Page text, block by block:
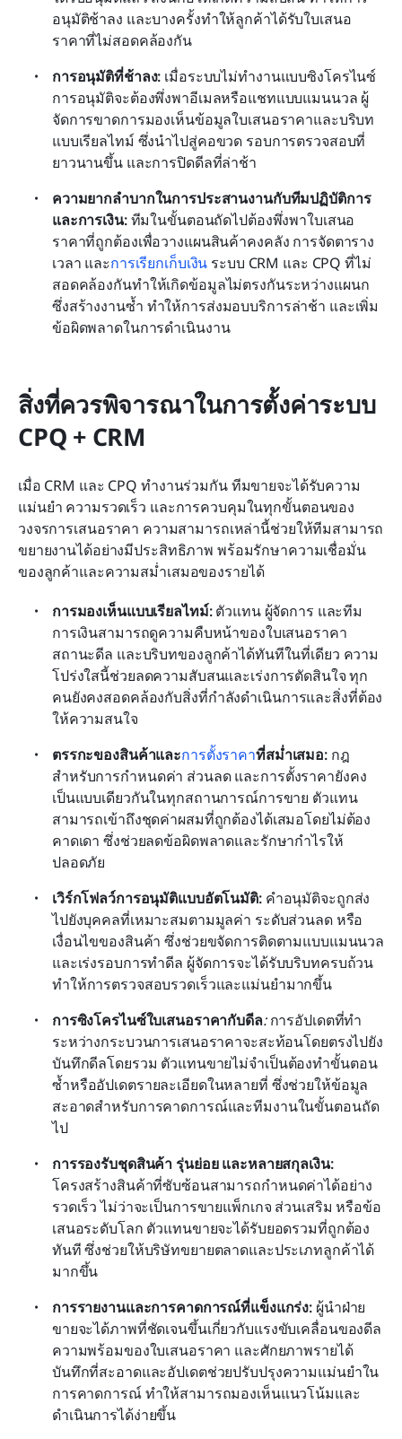
อนุมัติช้าลง และบางครั้งทำให้ลูกค้าได้รับใบเสนอ
ราคาที่ไม่สอดคล้องกัน
การอนุมัติที่ช้าลง: เมื่อระบบไม่ทำงานแบบซิงโครไนซ์
การอนุมัติจะต้องพึ่งพาอีเมลหรือแชทแบบแมนนวล ผู้
จัดการขาดการมองเห็นข้อมูลใบเสนอราคาและบริบท
แบบเรียลไทม์ ซึ่งนำไปสู่คอขวด รอบการตรวจสอบที่
ยาวนานขึ้น และการปิดดีลที่ล่าช้า
ความยากลำบากในการประสานงานกับทีมปฏิบัติการ
และการเงิน: ทีมในขั้นตอนถัดไปต้องพึ่งพาใบเสนอ
ราคาที่ถูกต้องเพื่อวางแผนสินค้าคงคลัง การจัดตาราง
เวลา และการเรียกเก็บเงิน ระบบ CRM และ CPQ ที่ไม่
สอดคล้องกันทำให้เกิดข้อมูลไม่ตรงกันระหว่างแผนก
ซึ่งสร้างงานซ้ำ ทำให้การส่งมอบบริการล่าช้า และเพิ่ม
ข้อผิดพลาดในการดำเนินงาน
สิ่งที่ควรพิจารณาในการตั้งค่าระบบ
CPQ + CRM
เมื่อ CRM และ CPQ ทำงานร่วมกัน ทีมขายจะได้รับความ
แม่นยำ ความรวดเร็ว และการควบคุมในทุกขั้นตอนของ
วงจรการเสนอราคา ความสามารถเหล่านี้ช่วยให้ทีมสามารถ
ขยายงานได้อย่างมีประสิทธิภาพ พร้อมรักษาความเชื่อมั่น
ของลูกค้าและความสม่ำเสมอของรายได้
การมองเห็นแบบเรียลไทม์: ตัวแทน ผู้จัดการ และทีม
การเงินสามารถดูความคืบหน้าของใบเสนอราคา
สถานะดีล และบริบทของลูกค้าได้ทันทีในที่เดียว ความ
โปร่งใสนี้ช่วยลดความสับสนและเร่งการตัดสินใจ ทุก
คนยังคงสอดคล้องกับสิ่งที่กำลังดำเนินการและสิ่งที่ต้อง
ให้ความสนใจ
ตรรกะของสินค้าและการตั้งราคาที่สม่ำเสมอ: กฎ
สำหรับการกำหนดค่า ส่วนลด และการตั้งราคายังคง
เป็นแบบเดียวกันในทุกสถานการณ์การขาย ตัวแทน
สามารถเข้าถึงชุดค่าผสมที่ถูกต้องได้เสมอโดยไม่ต้อง
คาดเดา ซึ่งช่วยลดข้อผิดพลาดและรักษากำไรให้
ปลอดภัย
เวิร์กโฟลว์การอนุมัติแบบอัตโนมัติ: คำอนุมัติจะถูกส่ง
ไปยังบุคคลที่เหมาะสมตามมูลค่า ระดับส่วนลด หรือ
เงื่อนไขของสินค้า ซึ่งช่วยขจัดการติดตามแบบแมนนวล
และเร่งรอบการทำดีล ผู้จัดการจะได้รับบริบทครบถ้วน
ทำให้การตรวจสอบรวดเร็วและแม่นยำมากขึ้น
การซิงโครไนซ์ใบเสนอราคากับดีล: การอัปเดตที่ทำ
ระหว่างกระบวนการเสนอราคาจะสะท้อนโดยตรงไปยัง
บันทึกดีลโดยรวม ตัวแทนขายไม่จำเป็นต้องทำขั้นตอน
ซ้ำหรืออัปเดตรายละเอียดในหลายที่ ซึ่งช่วยให้ข้อมูล
สะอาดสำหรับการคาดการณ์และทีมงานในขั้นตอนถัด
ไป
การรองรับชุดสินค้า รุ่นย่อย และหลายสกุลเงิน:
โครงสร้างสินค้าที่ซับซ้อนสามารถกำหนดค่าได้อย่าง
รวดเร็ว ไม่ว่าจะเป็นการขายแพ็กเกจ ส่วนเสริม หรือข้อ
เสนอระดับโลก ตัวแทนขายจะได้รับยอดรวมที่ถูกต้อง
ทันที ซึ่งช่วยให้บริษัทขยายตลาดและประเภทลูกค้าได้
มากขึ้น
การรายงานและการคาดการณ์ที่แข็งแกร่ง: ผู้นำฝ่าย
ขายจะได้ภาพที่ชัดเจนขึ้นเกี่ยวกับแรงขับเคลื่อนของดีล
ความพร้อมของใบเสนอราคา และศักยภาพรายได้
บันทึกที่สะอาดและอัปเดตช่วยปรับปรุงความแม่นยำใน
การคาดการณ์ ทำให้สามารถมองเห็นแนวโน้มและ
ดำเนินการได้ง่ายขึ้น